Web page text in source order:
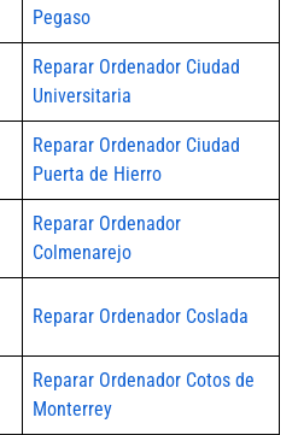
Pegaso
Reparar Ordenador Ciudad
Universitaria
Reparar Ordenador Ciudad
Puerta de Hierro
Reparar Ordenador
Colmenarejo
Reparar Ordenador Coslada
Reparar Ordenador Cotos de
Monterrey